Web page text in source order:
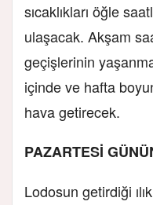
sıcaklıkları öğle
ulaşacak. Akşam
geçişlerinin
içinde ve hafta
hava getirecek.
PAZARTESİ
Lodosun getirdiği